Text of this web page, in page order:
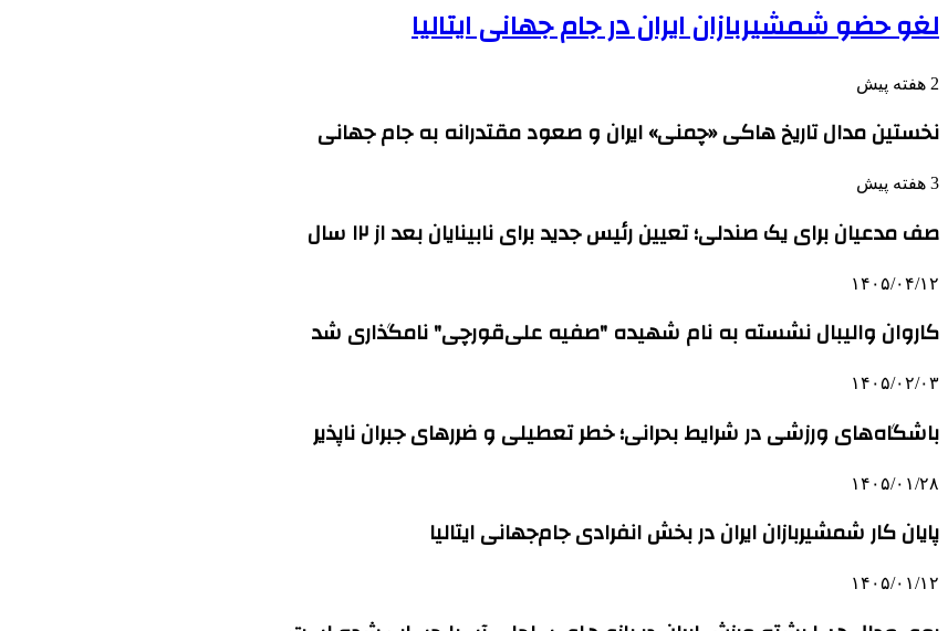
لغو حضو شمشیربازان ایران در جام جهانی ایتالیا
2 هفته پیش
نخستین مدال تاریخ هاکی «چمنی» ایران و صعود مقتدرانه به جام جهانی
3 هفته پیش
صف مدعیان برای یک صندلی؛ تعیین رئیس جدید برای نابینایان بعد از ۱۲ سال
۱۴۰۵/۰۴/۱۲
کاروان والیبال نشسته به نام شهیده "صفیه علی‌قورچی" نامگذاری شد
۱۴۰۵/۰۲/۰۳
باشگاه‌های ورزشی در شرایط بحرانی؛ خطر تعطیلی و ضررهای جبران ناپذیر
۱۴۰۵/۰۱/۲۸
پایان کار شمشیربازان ایران در بخش انفرادی جام‌جهانی ایتالیا
۱۴۰۵/۰۱/۱۲